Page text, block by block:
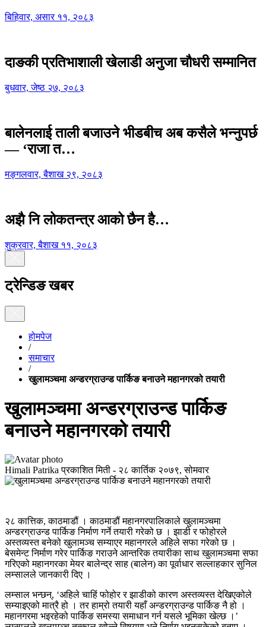
बिहिवार, असार ११, २०८३
दाङकी प्रतिभाशाली खेलाडी अनुजा चौधरी सम्मानित
बुधवार, जेष्ठ २७, २०८३
बालेनलाई ताली बजाउने भीडबीच अब कसैले भन्नुपर्छ
— ‘राजा त…
मङ्गलवार, बैशाख २९, २०८३
अझै नि लोकतन्त्र आको छैन है…
शुक्रवार, बैशाख ११, २०८३
ट्रेन्डिङ खबर
होमपेज
/
समाचार
/
खुलामञ्चमा अन्डरग्राउन्ड पार्किङ बनाउने महानगरको तयारी
खुलामञ्चमा अन्डरग्राउन्ड पार्किङ
बनाउने महानगरको तयारी
Himali Patrika प्रकाशित मिती - २८ कार्तिक २०७९, सोमवार
२८ कात्तिक, काठमाडौं । काठमाडौं महानगरपालिकाले खुलामञ्चमा
अन्डरग्राउन्ड पार्किङ निर्माण गर्ने तयारी गरेको छ । झाडी र फोहोरले
अस्तव्यस्त बनेको खुलामञ्च सम्याएर महानगरले अहिले सफा गरेको छ ।
बेसमेन्ट निर्माण गरेर पार्किङ गराउने आन्तरिक तयारीका साथ खुलामञ्चमा सफा
गरिएको महानगरका मेयर बालेन्द्र साह (बालेन) का पूर्वाधार सल्लाहकार सुनिल
लम्सालले जानकारी दिए ।
लम्साल भन्छन्, ‘अहिले चाहिं फोहोर र झाडीको कारण अस्तव्यस्त देखिएकोले
सम्याइएको मात्रै हो । तर हाम्रो तयारी यहाँ अन्डरग्राउन्ड पार्किङ नै हो ।
महानगरमा भइरहेको पार्किङ समस्या समाधान गर्न यसले भूमिका खेल्छ ।’